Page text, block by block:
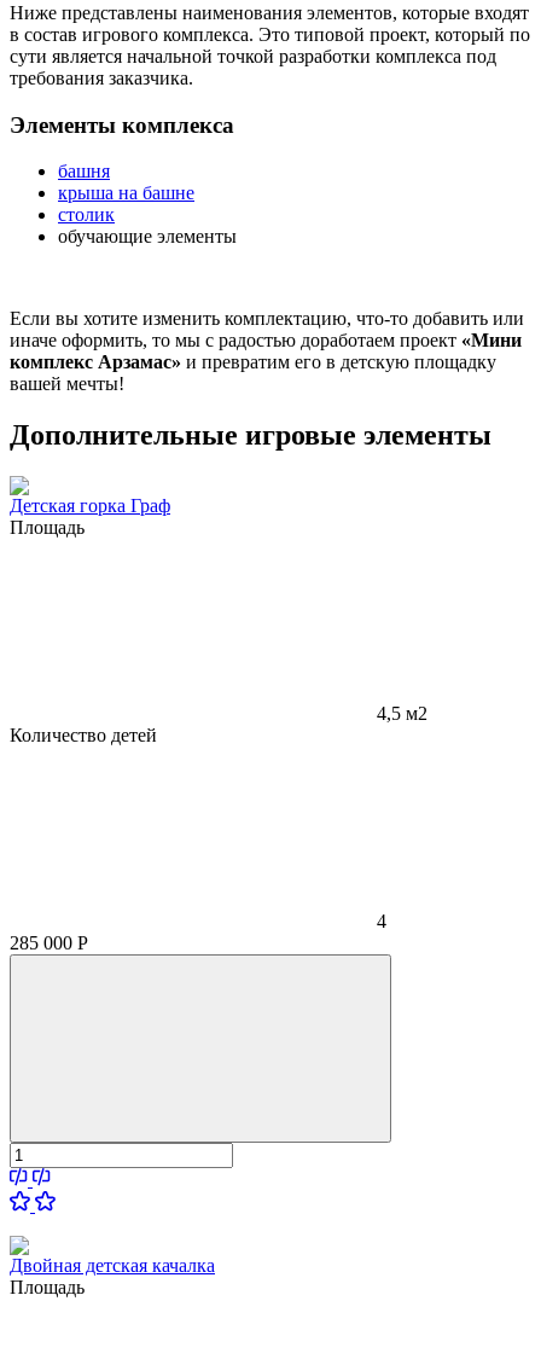
Ниже представлены наименования элементов, которые входят
в состав игрового комплекса. Это типовой проект, который по
сути является начальной точкой разработки комплекса под
требования заказчика.
Элементы комплекса
башня
крыша на башне
столик
обучающие элементы
Если вы хотите изменить комплектацию, что-то добавить или
иначе оформить, то мы с радостью доработаем проект «Мини
комплекс Арзамас» и превратим его в детскую площадку
вашей мечты!
Дополнительные игровые элементы
Детская горка Граф
Площадь
4,5 м2
Количество детей
4
285 000 Р
Двойная детская качалка
Площадь